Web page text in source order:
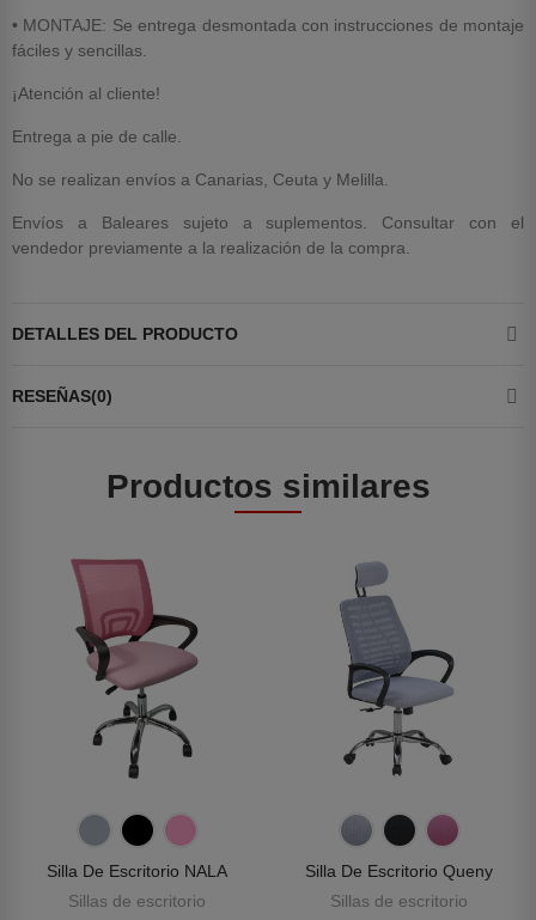
• MONTAJE: Se entrega desmontada con instrucciones de montaje
fáciles y sencillas.
¡Atención al cliente!
Entrega a pie de calle.
No se realizan envíos a Canarias, Ceuta y Melilla.
Envíos a Baleares sujeto a suplementos. Consultar con el
vendedor previamente a la realización de la compra.
DETALLES DEL PRODUCTO
RESEÑAS(0)
Productos similares
Silla De Escritorio NALA
Sillas de escritorio
Silla De Escritorio Queny
Sillas de escritorio